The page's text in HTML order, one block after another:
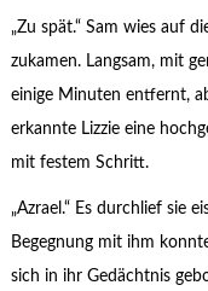
„Zu spät.“ Sam wies auf
zukamen. Langsam, mit
einige Minuten entfernt,
erkannte Lizzie eine
mit festem Schritt.
„Azrael.“ Es durchlief sie
Begegnung mit ihm
sich in ihr Gedächtnis